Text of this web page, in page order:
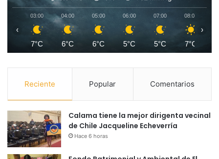
03:00
7°C
04:00
6°C
05:00
6°C
06:00
5°C
07:00
5°C
08:00
7°C
‹ ›
Reciente Popular Comentarios
Calama tiene la mejor dirigenta vecinal
de Chile Jacqueline Echeverría
Hace 6 horas